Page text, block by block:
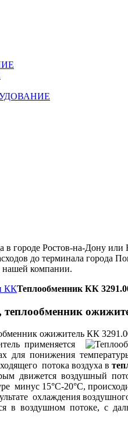
в городе Ростов-на-Дону
до терминала города
компании.
ККТеплообменник КК
ожижитель КК
применяется
для понижения
потока воздуха в
движется воздушный
минус 15°C-20°C,
охлаждения
в воздушном потоке, с